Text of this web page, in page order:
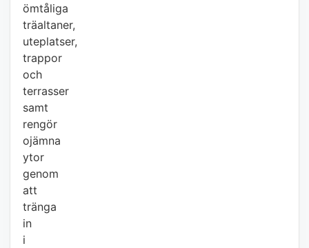
ömtåliga
träaltaner,
uteplatser,
trappor
och
terrasser
samt
rengör
ojämna
ytor
genom
att
tränga
in
i